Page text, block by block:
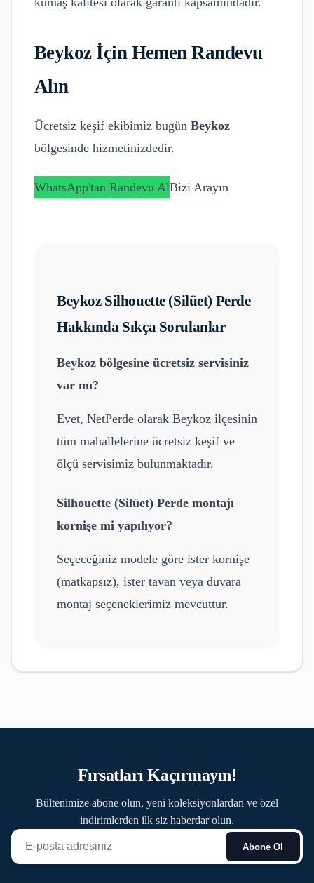
Beykozİçin Hemen Randevu
Alın
Ücretsiz keşif ekibimiz bugün Beykoz
bölgesinde hizmetinizdedir.
WhatsApp'tan Randevu AlBizi Arayın
Beykoz Silhouette (Silüet) Perde
Hakkında Sıkça Sorulanlar
Beykoz bölgesine ücretsiz servisiniz
var mı?
Evet, NetPerde olarak Beykoz ilçesinin
tüm mahallelerine ücretsiz keşif ve
ölçü servisimiz bulunmaktadır.
Silhouette (Silüet) Perde montajı
kornişe mi yapılıyor?
Seçeceğiniz modele göre ister kornişe
(matkapsız), ister tavan veya duvara
montaj seçeneklerimiz mevcuttur.
Fırsatları Kaçırmayın!
Bültenimize abone olun, yeni koleksiyonlardan ve özel
indirimlerden ilk siz haberdar olun.
Abone Ol